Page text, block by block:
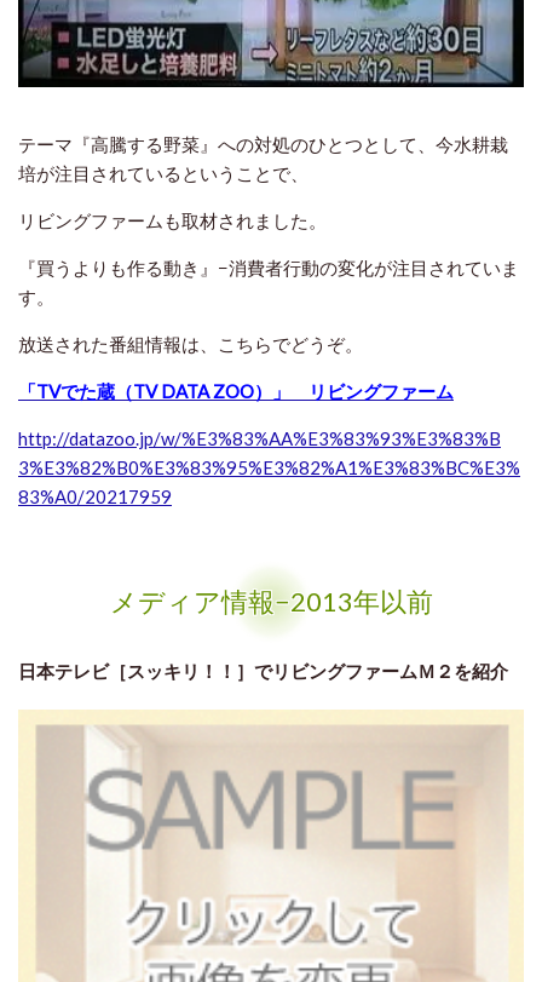
テーマ『高騰する野菜』への対処のひとつとして、今水耕栽
培が注目されているということで、
リビングファームも取材されました。
『買うよりも作る動き』−消費者行動の変化が注目されていま
す。
放送された番組情報は、こちらでどうぞ。
「TVでた蔵（TV DATA ZOO）」 リビングファーム
http://datazoo.jp/w/%E3%83%AA%E3%83%93%E3%83%B
3%E3%82%B0%E3%83%95%E3%82%A1%E3%83%BC%E3%
83%A0/20217959
メディア情報−2013年以前
日本テレビ［スッキリ！！］でリビングファームＭ２を紹介